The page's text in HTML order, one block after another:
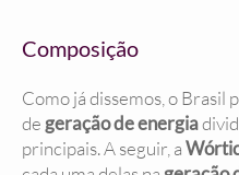
Composição
Como já dissemos, o Brasil
de geração de energia
principais. A seguir, a